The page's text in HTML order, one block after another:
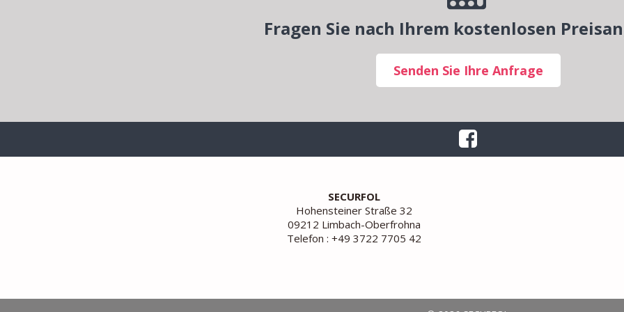
Fragen Sie nach Ihrem kostenlosen
Senden Sie Ihre Anfrage
SECURFOL
Hohensteiner Straße 32
09212 Limbach-Oberfrohna
Telefon : +49 3722 7705 42